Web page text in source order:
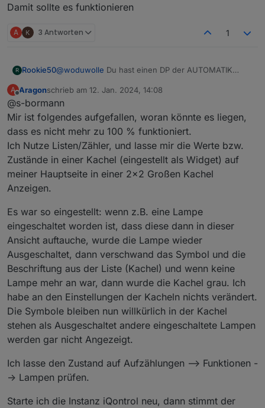
Damit sollte es funktionieren
A 3 Antworten 1
R Rookie50@woduwolle Du hast einen DP der AUTOMATIK
Sprenger EIN/AUS schaltet. Du bentuzt in iQontrol
für die Darstellung "Schalter", soweit richtig?
In der Kachel für den Sprenger 0815 benutzt als
State den Datenpunkt um den Sprenger ein bzw.
auszuschalten. z.B.:
Unten in der Kacheleinstellung benutzt Du dann als
"Bedingung für eine aktive Kachel" den DP von
AUTOMATIK.
Damit sollte es funktionieren
A
Offline
Aragonschrieb am 12. Jan. 2024, 14:08
zuletzt editiert von
@s-bormann
Mir ist folgendes aufgefallen, woran könnte es liegen,
dass es nicht mehr zu 100 % funktioniert.
Ich Nutze Listen/Zähler, und lasse mir die Werte bzw.
Zustände in einer Kachel (eingestellt als Widget) auf
meiner Hauptseite in einer 2x2 Großen Kachel
Anzeigen.
Es war so eingestellt: wenn z.B. eine Lampe
eingeschaltet worden ist, dass diese dann in dieser
Ansicht auftauche, wurde die Lampe wieder
Ausgeschaltet, dann verschwand das Symbol und die
Beschriftung aus der Liste (Kachel) und wenn keine
Lampe mehr an war, dann wurde die Kachel grau. Ich
habe an den Einstellungen der Kacheln nichts verändert.
Die Symbole bleiben nun willkürlich in der Kachel
stehen als Ausgeschaltet andere eingeschaltete Lampen
werden gar nicht Angezeigt.
Ich lasse den Zustand auf Aufzählungen --> Funktionen -
-> Lampen prüfen.
Starte ich die Instanz iQontrol neu, dann stimmt der